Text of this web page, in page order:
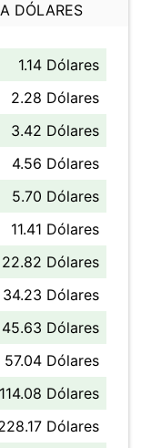
DÓLARES
1.14 Dólares
2.28 Dólares
3.42 Dólares
4.56 Dólares
5.70 Dólares
11.41 Dólares
22.82 Dólares
34.23 Dólares
45.63 Dólares
57.04 Dólares
114.08 Dólares
Dólares